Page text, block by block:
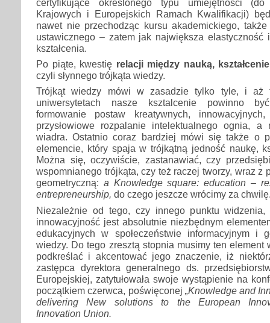
certyfikujące określonego typu umiejętności
Krajowych i Europejskich Ramach Kwalifikacji)
nawet nie przechodząc kursu akademickiego, także
ustawicznego – zatem jak największa elastyczność
kształcenia.
Po piąte, kwestię relacji między nauką,
czyli słynnego trójkąta wiedzy.
Trójkąt wiedzy mówi w zasadzie tylko tyle, i aż
uniwersytetach nasze ksztalcenie powinno
formowanie postaw kreatywnych, innowacyjnych,
przysłowiowe rozpalanie intelektualnego ognia, a
wiadra. Ostatnio coraz bardziej mówi się także o
elemencie, który spaja w trójkątną jedność naukę,
Można się, oczywiście, zastanawiać, czy
wspomnianego trójkąta, czy też raczej tworzy, wraz z
geometryczną: a Knowledge square: education –
entrepreneurship, do czego jeszcze wrócimy za
Niezależnie od tego, czy innego punktu
innowacyjność jest absolutnie niezbędnym
edu­kacyjnych w społeczeństwie informacyjnym i
wiedzy. Do tego zresztą stopnia musimy ten
podkreślać i akcentować jego znaczenie, iż
zastępca dyrektora generalnego ds.
Europejskiej, zatytułowała swoje wystąpienie na
początkiem czerwca, poświęconej „Knowledge and
delivering New solutions to the European
Innovation Union.